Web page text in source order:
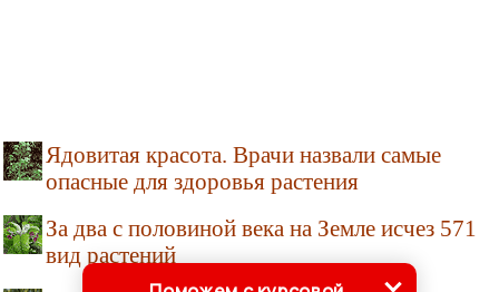
Ядовитая красота. Врачи назвали самые
опасные для здоровья растения
За два с половиной века на Земле исчез 571
вид растений